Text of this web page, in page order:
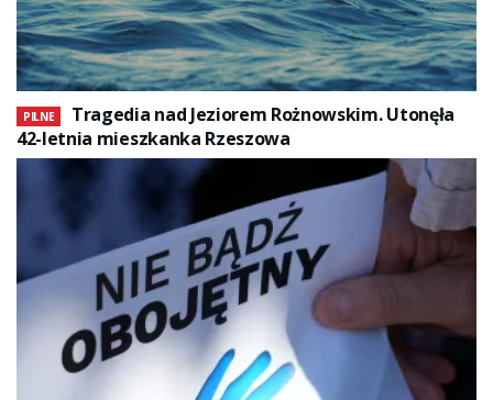
PILNE
Tragedia nad Jeziorem Rożnowskim. Utonęła
42-letnia mieszkanka Rzeszowa